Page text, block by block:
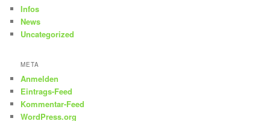
Infos
News
Uncategorized
META
Anmelden
Eintrags-Feed
Kommentar-Feed
WordPress.org